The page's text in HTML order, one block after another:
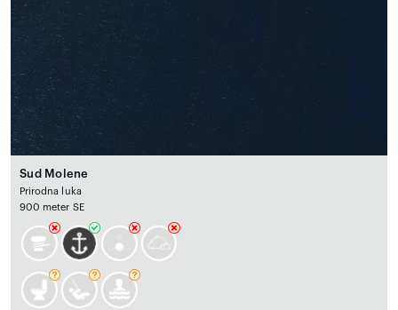
Sud Molene
Prirodna luka
900 meter SE